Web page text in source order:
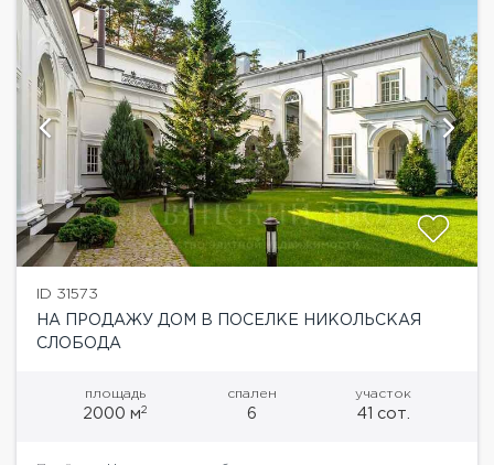
ID 31573
НА ПРОДАЖУ ДОМ В ПОСЕЛКЕ НИКОЛЬСКАЯ
СЛОБОДА
площадь
2000 м2
спален
6
участок
41 сот.